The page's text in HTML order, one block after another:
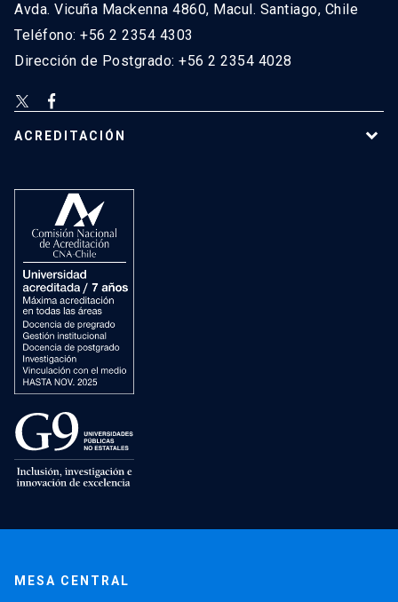
Avda. Vicuña Mackenna 4860, Macul. Santiago, Chile
Teléfono: +56 2 2354 4303
Dirección de Postgrado: +56 2 2354 4028
ACREDITACIÓN
MESA CENTRAL